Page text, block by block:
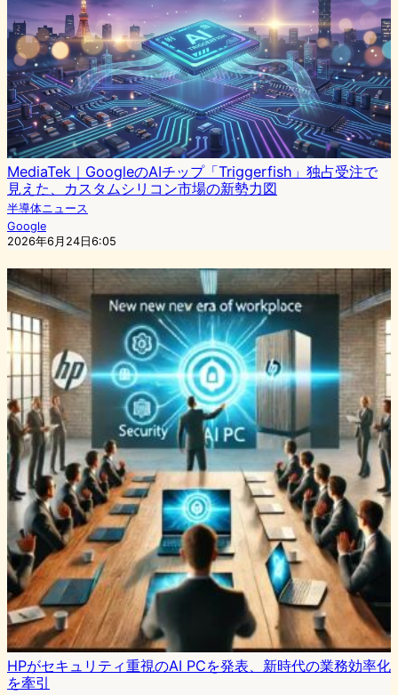
MediaTek｜GoogleのAIチップ「Triggerfish」独占受注で
見えた、カスタムシリコン市場の新勢力図
半導体ニュース
Google
2026年6月24日6:05
HPがセキュリティ重視のAI PCを発表、新時代の業務効率化
を牽引